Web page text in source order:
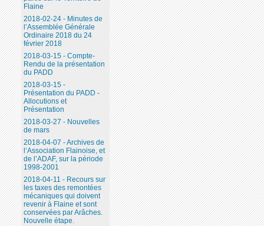
Flaine
2018-02-24 - Minutes de
l’Assemblée Générale
Ordinaire 2018 du 24
février 2018
2018-03-15 - Compte-
Rendu de la présentation
du PADD
2018-03-15 -
Présentation du PADD -
Allocutions et
Présentation
2018-03-27 - Nouvelles
de mars
2018-04-07 - Archives de
l’Association Flainoise, et
de l’ADAF, sur la période
1998-2001
2018-04-11 - Recours sur
les taxes des remontées
mécaniques qui doivent
revenir à Flaine et sont
conservées par Arâches.
Nouvelle étape.